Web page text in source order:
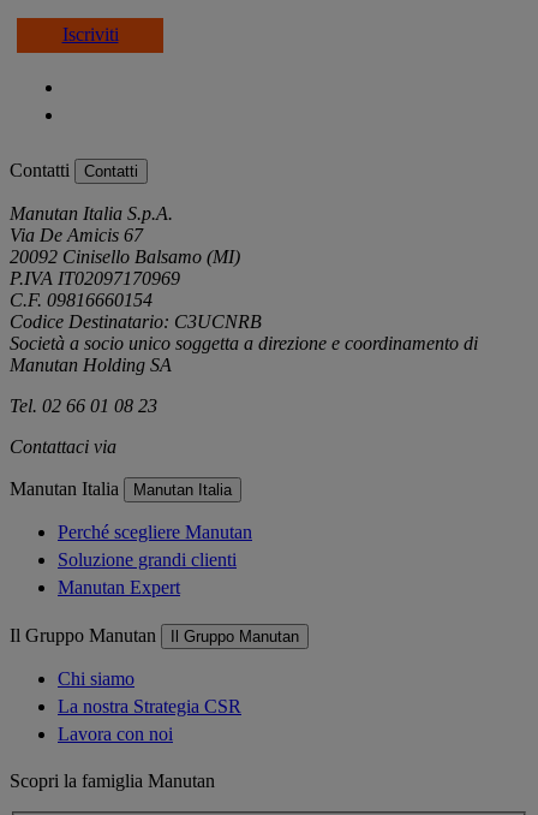
Iscriviti
Contatti Contatti
Manutan Italia S.p.A.
Via De Amicis 67
20092 Cinisello Balsamo (MI)
P.IVA IT02097170969
C.F. 09816660154
Codice Destinatario: C3UCNRB
Società a socio unico soggetta a direzione e coordinamento di
Manutan Holding SA
Tel. 02 66 01 08 23
Contattaci via
Manutan Italia Manutan Italia
Perché scegliere Manutan
Soluzione grandi clienti
Manutan Expert
Il Gruppo Manutan Il Gruppo Manutan
Chi siamo
La nostra Strategia CSR
Lavora con noi
Scopri la famiglia Manutan